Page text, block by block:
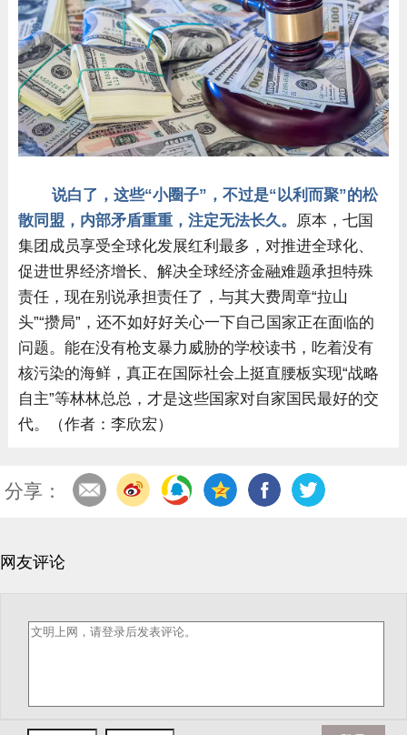
说白了，这些“小圈子”，不过是“以利而聚”的松
散同盟，内部矛盾重重，注定无法长久。 原本，七国
集团成员享受全球化发展红利最多，对推进全球化、
促进世界经济增长、解决全球经济金融难题承担特殊
责任，现在别说承担责任了，与其大费周章“拉山
头”“攒局”，还不如好好关心一下自己国家正在面临的
问题。能在没有枪支暴力威胁的学校读书，吃着没有
核污染的海鲜，真正在国际社会上挺直腰板实现“战略
自主”等林林总总，才是这些国家对自家国民最好的交
代。（作者：李欣宏）
分享：
网友评论